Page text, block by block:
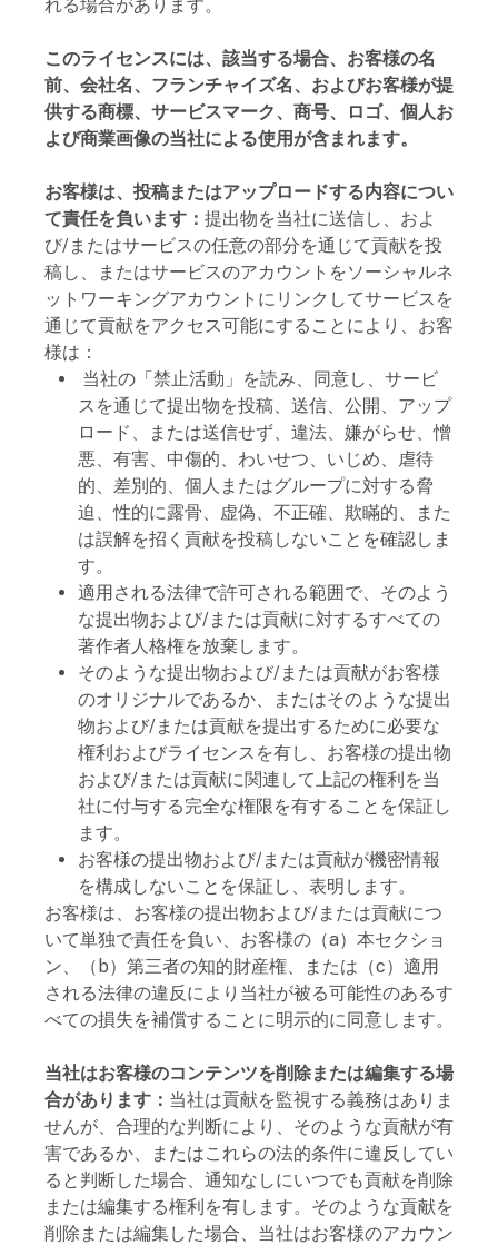
れる場合があります。
このライセンスには、該当する場合、お客様の名
前、会社名、フランチャイズ名、およびお客様が提
供する商標、サービスマーク、商号、ロゴ、個人お
よび商業画像の当社による使用が含まれます。
お客様は、投稿またはアップロードする内容につい
て責任を負います： 提出物を当社に送信し、およ
び/またはサービスの任意の部分を通じて貢献を投
稿し、またはサービスのアカウントをソーシャルネ
ットワーキングアカウントにリンクしてサービスを
通じて貢献をアクセス可能にすることにより、お客
様は：
当社の「禁止活動」を読み、同意し、サービ
スを通じて提出物を投稿、送信、公開、アップ
ロード、または送信せず、違法、嫌がらせ、憎
悪、有害、中傷的、わいせつ、いじめ、虐待
的、差別的、個人またはグループに対する脅
迫、性的に露骨、虚偽、不正確、欺瞞的、また
は誤解を招く貢献を投稿しないことを確認しま
す。
適用される法律で許可される範囲で、そのよう
な提出物および/または貢献に対するすべての
著作者人格権を放棄します。
そのような提出物および/または貢献がお客様
のオリジナルであるか、またはそのような提出
物および/または貢献を提出するために必要な
権利およびライセンスを有し、お客様の提出物
および/または貢献に関連して上記の権利を当
社に付与する完全な権限を有することを保証し
ます。
お客様の提出物および/または貢献が機密情報
を構成しないことを保証し、表明します。
お客様は、お客様の提出物および/または貢献につ
いて単独で責任を負い、お客様の（a）本セクショ
ン、（b）第三者の知的財産権、または（c）適用
される法律の違反により当社が被る可能性のあるす
べての損失を補償することに明示的に同意します。
当社はお客様のコンテンツを削除または編集する場
合があります： 当社は貢献を監視する義務はありま
せんが、合理的な判断により、そのような貢献が有
害であるか、またはこれらの法的条件に違反してい
ると判断した場合、通知なしにいつでも貢献を削除
または編集する権利を有します。そのような貢献を
削除または編集した場合、当社はお客様のアカウン